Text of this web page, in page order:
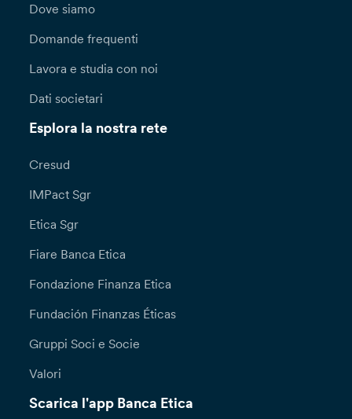
Dove siamo
Domande frequenti
Lavora e studia con noi
Dati societari
Esplora la nostra rete
Cresud
IMPact Sgr
Etica Sgr
Fiare Banca Etica
Fondazione Finanza Etica
Fundación Finanzas Éticas
Gruppi Soci e Socie
Valori
Scarica l'app Banca Etica